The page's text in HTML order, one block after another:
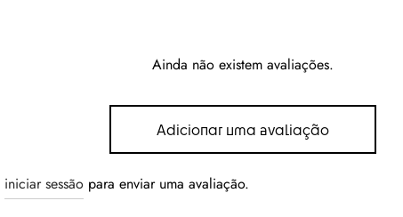
Ainda não existem avaliações.
Adicionar uma avaliação
iniciar sessão para enviar uma avaliação.